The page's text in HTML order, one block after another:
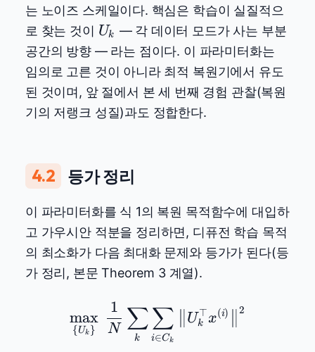
는 노이즈 스케일이다. 핵심은 학습이 실질적으
로 찾는 것이 U_k
Uk — 각 데이터 모드가 사는 부분
공간의 방향 — 라는 점이다. 이 파라미터화는
임의로 고른 것이 아니라 최적 복원기에서 유도
된 것이며, 앞 절에서 본 세 번째 경험 관찰(복원
기의 저랭크 성질)과도 정합한다.
4.2 등가 정리
이 파라미터화를 식 1의 복원 목적함수에 대입하
고 가우시안 적분을 정리하면, 디퓨전 학습 목적
의 최소화가 다음 최대화 문제와 등가가 된다(등
가 정리, 본문 Theorem 3 계열).
\max_{\{U_k\}}\
{Uk }
max
N
1
k
∑
i∈Ck
∑ Uk
⊤x(i) 2